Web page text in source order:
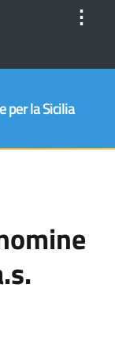
⋮
per la Sicilia